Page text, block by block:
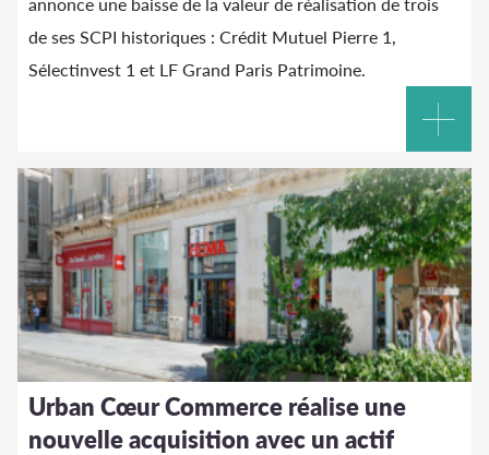
de ses SCPI historiques : Crédit Mutuel Pierre 1,
Sélectinvest 1 et LF Grand Paris Patrimoine.
Urban Cœur Commerce réalise une
nouvelle acquisition avec un actif